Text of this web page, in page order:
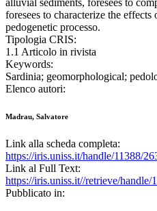
alluvial sediments, foresees to
foresees to characterize the
pedogenetic processo.
Tipologia CRIS:
1.1 Articolo in rivista
Keywords:
Sardinia; geomorphological;
Elenco autori:
Madrau, Salvatore
Link alla scheda completa:
https://iris.uniss.it/handle/11388/
Link al Full Text:
https://iris.uniss.it//retrieve/
Pubblicato in: